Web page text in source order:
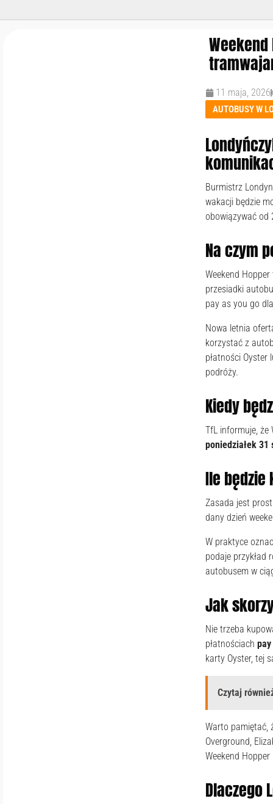
11 maja, 2026
AUTOBUSY W
Burmistrz
wakacji będzie
obowiązywać od
Na czym
Weekend
przesiadki
pay as you go
Nowa letnia
korzystać z
płatności
podróży.
Kiedy
TfL informuje, że
poniedziałek 31
Ile będzie
Zasada jest
dany dzień
W praktyce
podaje przykład
autobusem w
Jak
Nie trzeba
płatnościach
karty Oyster, tej
Czytaj
Warto pamiętać,
Overground,
Weekend
Dlaczego